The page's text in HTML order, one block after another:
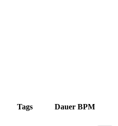
Tags Dauer BPM